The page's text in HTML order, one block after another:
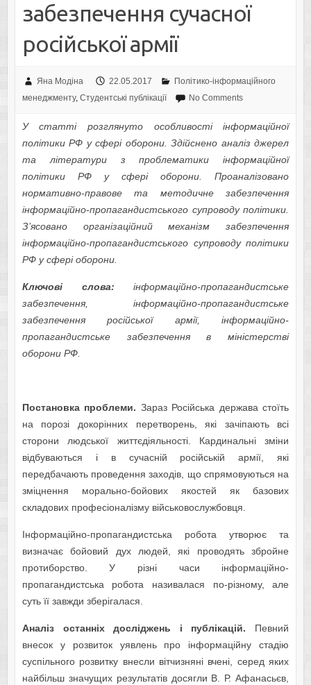
забезпечення сучасної
російської армії
Яна Модіна 22.05.2017
Політико-інформаційного
менеджменту, Студентські публікації No Comments
У статті розглянуто особливості інформаційної
політики РФ у сфері оборони. Здійснено аналіз джерел
та літератури з проблематики інформаційної
політики РФ у сфері оборони. Проаналізовано
нормативно-правове та методичне забезпечення
інформаційно-пропагандистського супроводу політики.
З’ясовано організаційний механізм забезпечення
інформаційно-пропагандистського супроводу політики
РФ у сфері оборони.
Ключові слова: інформаційно-пропагандистське
забезпечення, інформаційно-пропагандистське
забезпечення російської армії, інформаційно-
пропагандистське забезпечення в міністерстві
оборони РФ.
Постановка проблеми. Зараз Російська держава стоїть
на порозі докорінних перетворень, які зачіпають всі
сторони людської життєдіяльності. Кардинальні зміни
відбуваються і в сучасній російській армії, які
передбачають проведення заходів, що спрямовуються на
зміцнення морально-бойових якостей як базових
складових професіоналізму військовослужбовця.
Інформаційно-пропагандистська робота утворює та
визначає бойовий дух людей, які проводять збройне
протиборство. У різні часи інформаційно-
пропагандистська робота називалася по-різному, але
суть її завжди зберігалася.
Аналіз останніх досліджень і публікацій. Певний
внесок у розвиток уявлень про інформаційну стадію
суспільного розвитку внесли вітчизняні вчені, серед яких
найбільш значущих результатів досягли В. Р. Афанасьєв,